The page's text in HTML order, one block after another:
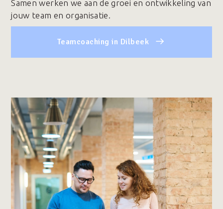
Samen werken we aan de groei en ontwikkeling van
jouw team en organisatie.
Teamcoaching in Dilbeek